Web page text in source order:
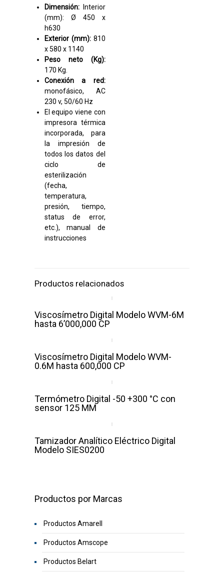
Dimensión:Interior
(mm): Ø 450 x
h630
Exterior (mm):810
x 580 x 1140
Peso neto (Kg):
170 Kg.
Conexión a red:
monofásico, AC
230 v, 50/60 Hz
El equipo viene con
impresora térmica
incorporada, para
la impresión de
todos los datos del
ciclo de
esterilización
(fecha,
temperatura,
presión, tiempo,
status de error,
etc.), manual de
instrucciones
Productos relacionados
Viscosímetro Digital Modelo WVM-6M
hasta 6’000,000 CP
Viscosímetro Digital Modelo WVM-
0.6M hasta 600,000 CP
Termómetro Digital -50 +300 °C con
sensor 125 MM
Tamizador Analítico Eléctrico Digital
Modelo SIES0200
Productos por Marcas
Productos Amarell
Productos Amscope
Productos Belart